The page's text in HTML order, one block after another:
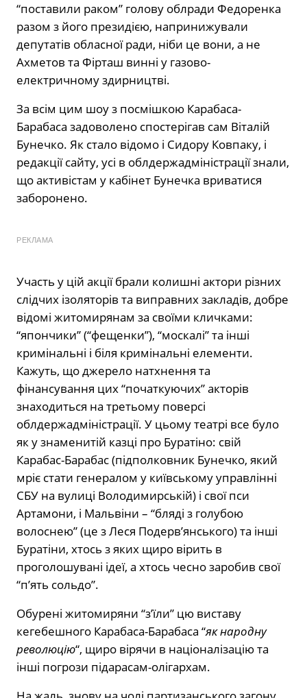
“поставили раком” голову облради Федоренка
разом з його президією, напринижували
депутатів обласної ради, ніби це вони, а не
Ахметов та Фірташ винні у газово-
електричному здирництві.
За всім цим шоу з посмішкою Карабаса-
Барабаса задоволено спостерігав сам Віталій
Бунечко. Як стало відомо і Сидору Ковпаку, і
редакції сайту, усі в облдержадміністрації знали,
що активістам у кабінет Бунечка вриватися
заборонено.
РЕКЛАМА
Участь у цій акції брали колишні актори різних
слідчих ізоляторів та виправних закладів, добре
відомі житомирянам за своїми кличками:
“япончики” (“фещенки”), “москалі” та інші
кримінальні і біля кримінальні елементи.
Кажуть, що джерело натхнення та
фінансування цих “початкуючих” акторів
знаходиться на третьому поверсі
облдержадміністрації. У цьому театрі все було
як у знаменитій казці про Буратіно: свій
Карабас-Барабас (підполковник Бунечко, який
мріє стати генералом у київському управлінні
СБУ на вулиці Володимирській) і свої пси
Артамони, і Мальвіни – “бляді з голубою
волоснею” (це з Леся Подерв’янського) та інші
Буратіни, хтось з яких щиро вірить в
проголошувані ідеї, а хтось чесно заробив свої
“п’ять сольдо”.
Обурені житомиряни “з’їли” цю виставу
кегебешного Карабаса-Барабаса “як народну
революцію“, щиро вірячи в націоналізацію та
інші погрози підарасам-олігархам.